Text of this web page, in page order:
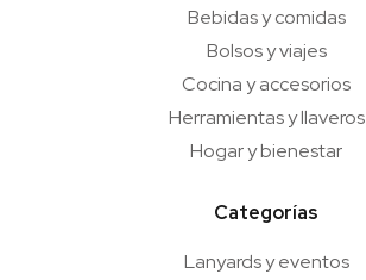
Bebidas y comidas
Bolsos y viajes
Cocina y accesorios
Herramientas y llaveros
Hogar y bienestar
Categorías
Lanyards y eventos